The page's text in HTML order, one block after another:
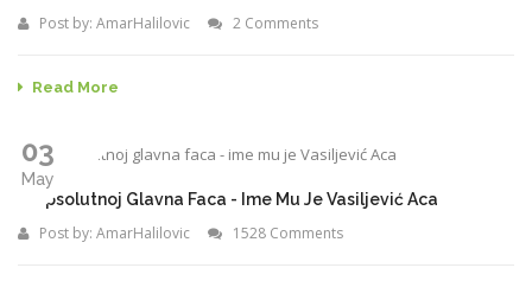
Post by: AmarHalilovic 2 Comments
Read More
03
May
U Apsolutnoj Glavna Faca - Ime Mu Je Vasiljević Aca
Post by: AmarHalilovic 1528 Comments